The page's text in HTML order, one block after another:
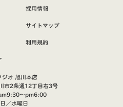
採用情報
サイトマップ
利用規約
ジオ 旭川本店
市2条通12丁目右3号
～pm6:00
／水曜日